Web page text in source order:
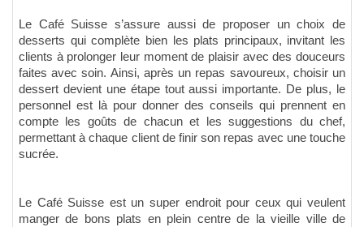
Le Café Suisse s’assure aussi de proposer un choix de
desserts qui complète bien les plats principaux, invitant les
clients à prolonger leur moment de plaisir avec des douceurs
faites avec soin. Ainsi, après un repas savoureux, choisir un
dessert devient une étape tout aussi importante. De plus, le
personnel est là pour donner des conseils qui prennent en
compte les goûts de chacun et les suggestions du chef,
permettant à chaque client de finir son repas avec une touche
sucrée.
Le Café Suisse est un super endroit pour ceux qui veulent
manger de bons plats en plein centre de la vieille ville de